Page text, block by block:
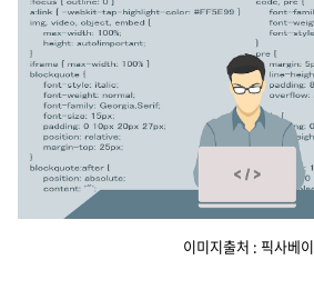
이미지출처 : 픽사베이